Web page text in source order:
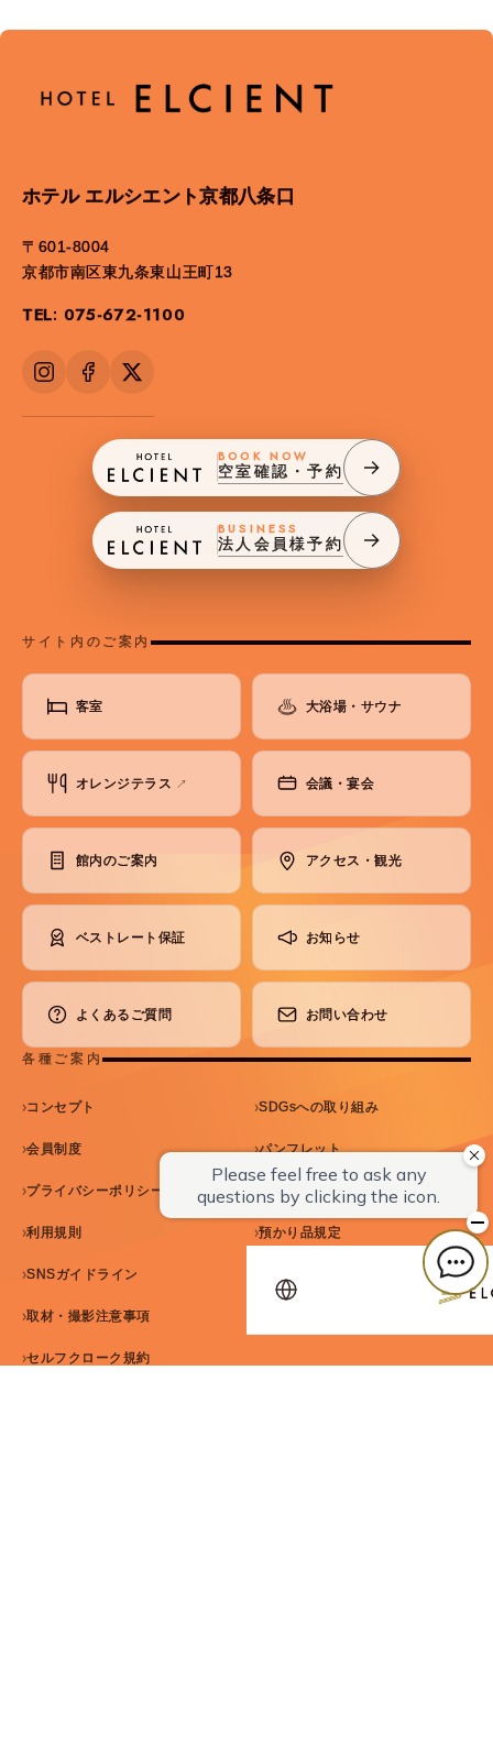
ホテル エルシエント京都八条口
〒601-8004
京都市南区東九条東山王町13
TEL: 075-672-1100
BOOK NOW
空室確認・予約
BUSINESS
法人会員様予約
サイト内のご案内
客室 大浴場・サウナ
オレンジテラス ↗ 会議・宴会
館内のご案内 アクセス・観光
ベストレート保証 お知らせ
よくあるご質問 お問い合わせ
各種ご案内
コンセプト SDGsへの取り組み
会員制度 パンフレット
プライバシーポリシー 宿泊約款
利用規則 預かり品規定
SNSガイドライン
取材・撮影注意事項
セルフクローク規約